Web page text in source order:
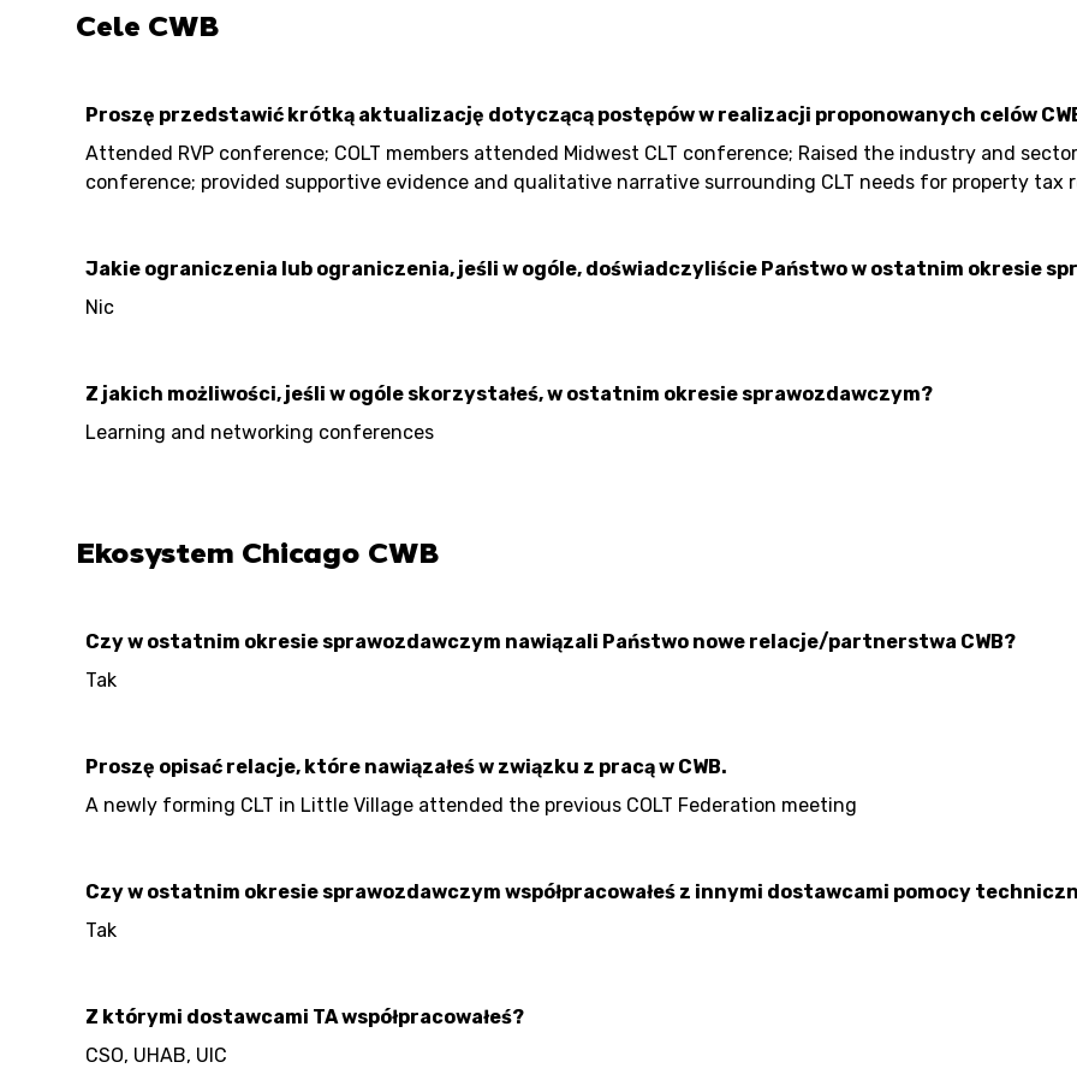
Cele CWB
Proszę przedstawić krótką aktualizację dotyczącą postępów w realizacji proponowanych celów
Attended RVP conference; COLT members attended Midwest CLT conference; Raised the industry and
conference; provided supportive evidence and qualitative narrative surrounding CLT needs for property tax
Jakie ograniczenia lub ograniczenia, jeśli w ogóle, doświadczyliście Państwo w ostatnim okresie
Nic
Z jakich możliwości, jeśli w ogóle skorzystałeś, w ostatnim okresie sprawozdawczym?
Learning and networking conferences
Ekosystem Chicago CWB
Czy w ostatnim okresie sprawozdawczym nawiązali Państwo nowe relacje/partnerstwa CWB?
Tak
Proszę opisać relacje, które nawiązałeś w związku z pracą w CWB.
A newly forming CLT in Little Village attended the previous COLT Federation meeting
Czy w ostatnim okresie sprawozdawczym współpracowałeś z innymi dostawcami pomocy
Tak
Z którymi dostawcami TA współpracowałeś?
CSO, UHAB, UIC